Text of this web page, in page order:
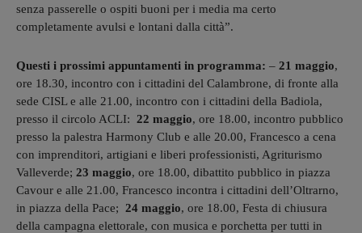
senza passerelle o ospiti buoni per i media ma certo
completamente avulsi e lontani dalla città”.
Questi i prossimi appuntamenti in programma: – 21 maggio,
ore 18.30, incontro con i cittadini del Calambrone, di fronte alla
sede CISL e alle 21.00, incontro con i cittadini della Badiola,
presso il circolo ACLI: 22 maggio, ore 18.00, incontro pubblico
presso la palestra Harmony Club e alle 20.00, Francesco a cena
con imprenditori, artigiani e liberi professionisti, Agriturismo
Valleverde; 23 maggio, ore 18.00, dibattito pubblico in piazza
Cavour e alle 21.00, Francesco incontra i cittadini dell’Oltrarno,
in piazza della Pace; 24 maggio, ore 18.00, Festa di chiusura
della campagna elettorale, con musica e porchetta per tutti in